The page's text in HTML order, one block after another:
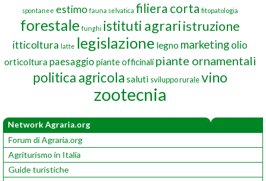
spontanee estimo fauna selvatica filiera corta fitopatologia
forestale funghi istituti agrariistruzione
itticoltura latte legislazione legno marketingolio
orticoltura paesaggio piante officinali piante ornamentali
politica agricola saluti sviluppo ruralevino
zootecnia
Network Agraria.org
Forum di Agraria.org
Agriturismo in Italia
Guide turistiche